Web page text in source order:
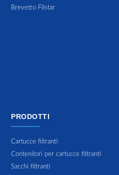
Brevetto Filstar
PRODOTTI
Cartucce filtranti
Contenitori per cartucce filtranti
Sacchi filtranti